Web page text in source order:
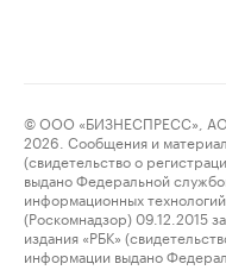
© ООО «БИЗНЕСПРЕСС»,
2026. Сообщения и
(свидетельство о
выдано Федеральной
информационных
(Роскомнадзор) 09.12.2015
издания «РБК»
информации выдано